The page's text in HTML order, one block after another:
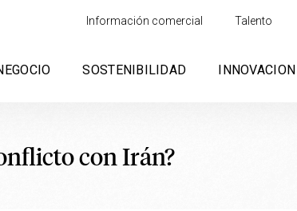
Información comercial Talento
SOSTENIBILIDAD INNOVACION
con Irán?